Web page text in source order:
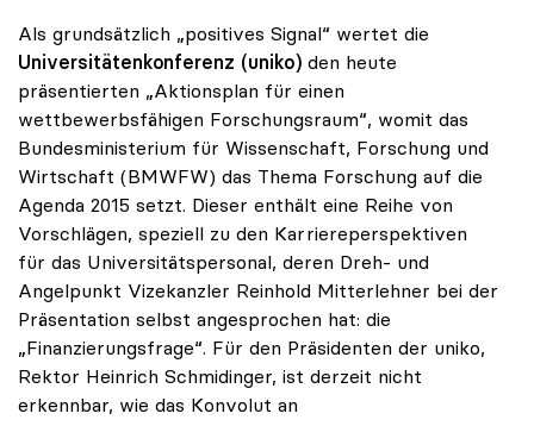
Als grundsätzlich „positives Signal“ wertet die
Universitätenkonferenz (uniko) den heute
präsentierten „Aktionsplan für einen
wettbewerbsfähigen Forschungsraum“, womit das
Bundesministerium für Wissenschaft, Forschung und
Wirtschaft (BMWFW) das Thema Forschung auf die
Agenda 2015 setzt. Dieser enthält eine Reihe von
Vorschlägen, speziell zu den Karriereperspektiven
für das Universitätspersonal, deren Dreh- und
Angelpunkt Vizekanzler Reinhold Mitterlehner bei der
Präsentation selbst angesprochen hat: die
„Finanzierungsfrage“. Für den Präsidenten der uniko,
Rektor Heinrich Schmidinger, ist derzeit nicht
erkennbar, wie das Konvolut an